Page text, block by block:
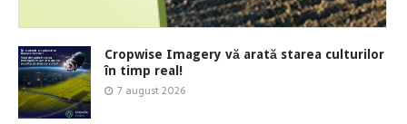
Cropwise Imagery vă arată starea culturilor
în timp real!
7 august 2026